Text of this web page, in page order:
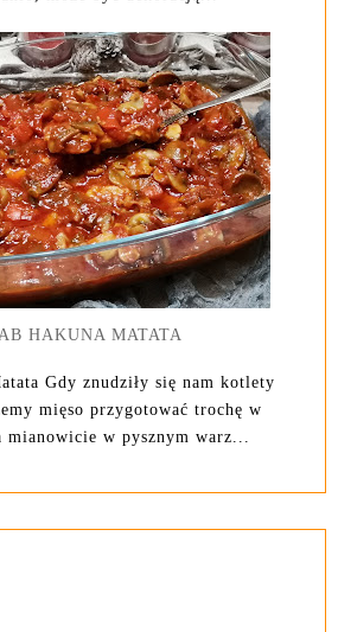
HAKUNA MATATA
Gdy znudziły się nam kotlety
mięso przygotować trochę w
mianowicie w pysznym warz...